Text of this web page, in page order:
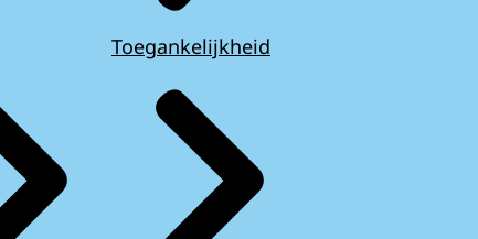
Toegankelijkheid